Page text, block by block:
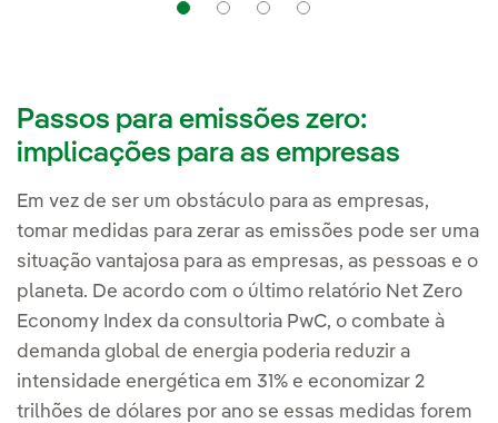
NavegaçãoNavegação
Passos para emissões zero:
implicações para as empresas
Em vez de ser um obstáculo para as empresas,
tomar medidas para zerar as emissões pode ser uma
situação vantajosa para as empresas, as pessoas e o
planeta. De acordo com o último relatório Net Zero
Economy Index da consultoria PwC, o combate à
demanda global de energia poderia reduzir a
intensidade energética em 31% e economizar 2
trilhões de dólares por ano se essas medidas forem